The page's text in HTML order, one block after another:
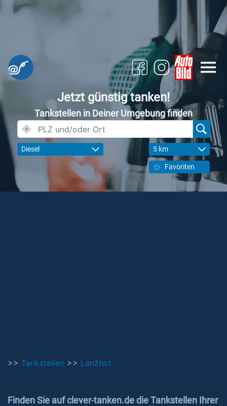
Jetzt günstig tanken!
Tankstellen in Deiner Umgebung finden
Diesel 5 km
Favoriten
>> Tankstellen >> Lanžhot
Finden Sie auf clever-tanken.de die Tankstellen Ihrer